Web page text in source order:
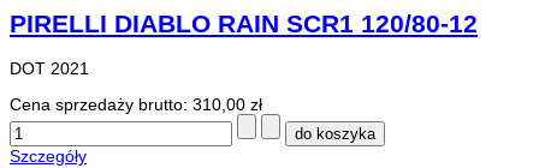
PIRELLI DIABLO RAIN SCR1 120/80-12
DOT 2021
Cena sprzedaży brutto: 310,00 zł
Szczegóły